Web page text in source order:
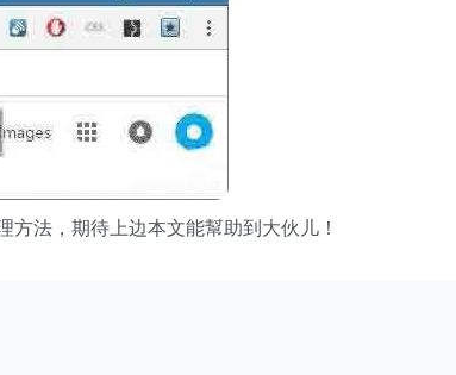
法，期待上边本文能幫助到大伙儿！